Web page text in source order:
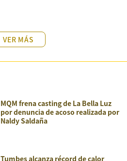
VER MÁS
MQM frena casting de La Bella Luz
por denuncia de acoso realizada por
Naldy Saldaña
Tumbes alcanza récord de calor